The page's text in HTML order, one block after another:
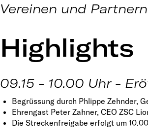
Vereinen und
Highlights
09.15 - 10.00 Uhr -
Begrüssung durch Phlippe Zehnder,
Ehrengast Peter Zahner, CEO ZSC
Die Streckenfreigabe erfolgt um